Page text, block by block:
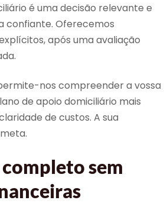
é uma decisão relevante e
confiante. Oferecemos
após uma avaliação
nos compreender a vossa
de apoio domiciliário mais
de custos. A sua
sem